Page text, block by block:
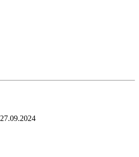
27.09.2024